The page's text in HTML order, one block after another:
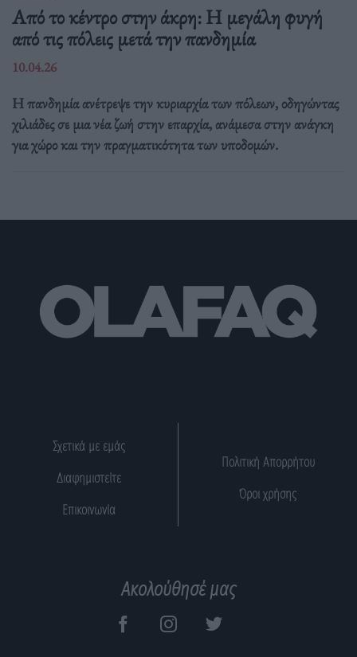
Από το κέντρο στην άκρη: H μεγάλη φυγή
από τις πόλεις μετά την πανδημία
10.04.26
Η πανδημία ανέτρεψε την κυριαρχία των πόλεων, οδηγώντας
χιλιάδες σε μια νέα ζωή στην επαρχία, ανάμεσα στην ανάγκη
για χώρο και την πραγματικότητα των υποδομών.
Σχετικά με εμάς
Διαφημιστείτε
Επικοινωνία
Πολιτική Απορρήτου
Όροι χρήσης
Ακολούθησέ μας